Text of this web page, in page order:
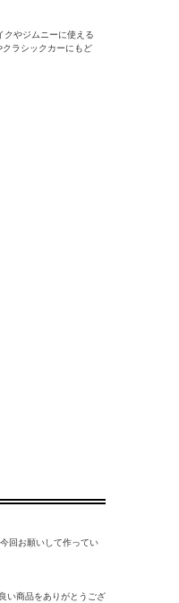
クやジムニーに使える
ラシックカーにもど
回お願いして作ってい
い商品をありがとうござ